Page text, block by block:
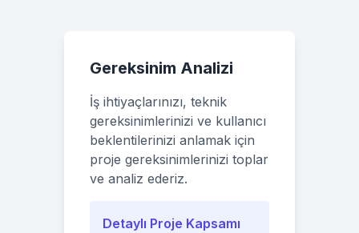
Gereksinim Analizi
İş ihtiyaçlarınızı, teknik
gereksinimlerinizi ve kullanıcı
beklentilerinizi anlamak için
proje gereksinimlerinizi toplar
ve analiz ederiz.
Detaylı Proje Kapsamı